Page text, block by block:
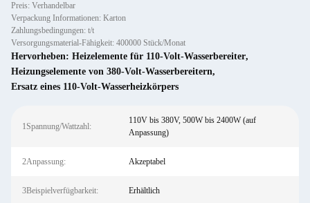
Preis: Verhandelbar
Verpackung Informationen: Karton
Zahlungsbedingungen: t/t
Versorgungsmaterial-Fähigkeit: 400000 Stück/Monat
Hervorheben: Heizelemente für 110-Volt-Wasserbereiter,
Heizungselemente von 380-Volt-Wasserbereitern,
Ersatz eines 110-Volt-Wasserheizkörpers
1Spannung/Wattzahl:
110V bis 380V, 500W bis 2400W (auf
Anpassung)
2Anpassung: Akzeptabel
3Beispielverfügbarkeit: Erhältlich